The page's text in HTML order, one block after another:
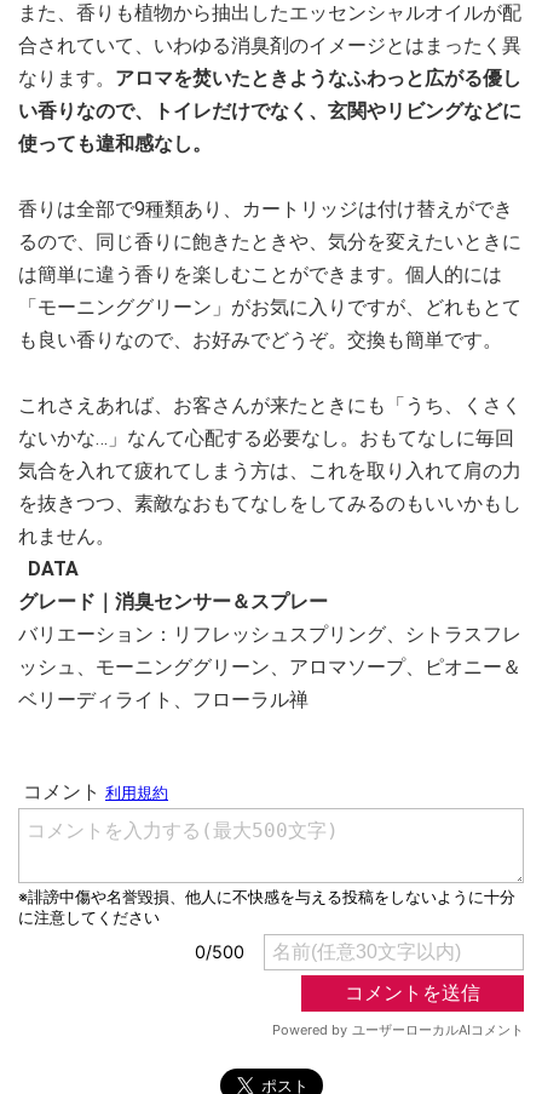
また、香りも植物から抽出したエッセンシャルオイルが配
合されていて、いわゆる消臭剤のイメージとはまったく異
なります。 アロマを焚いたときようなふわっと広がる優し
い香りなので、トイレだけでなく、玄関やリビングなどに
使っても違和感なし。
香りは全部で9種類あり、カートリッジは付け替えができ
るので、同じ香りに飽きたときや、気分を変えたいときに
は簡単に違う香りを楽しむことができます。個人的には
「モーニンググリーン」がお気に入りですが、どれもとて
も良い香りなので、お好みでどうぞ。交換も簡単です。
これさえあれば、お客さんが来たときにも「うち、くさく
ないかな…」なんて心配する必要なし。おもてなしに毎回
気合を入れて疲れてしまう方は、これを取り入れて肩の力
を抜きつつ、素敵なおもてなしをしてみるのもいいかもし
れません。
DATA
グレード｜消臭センサー＆スプレー
バリエーション：リフレッシュスプリング、シトラスフレ
ッシュ、モーニンググリーン、アロマソープ、ピオニー＆
ベリーディライト、フローラル禅